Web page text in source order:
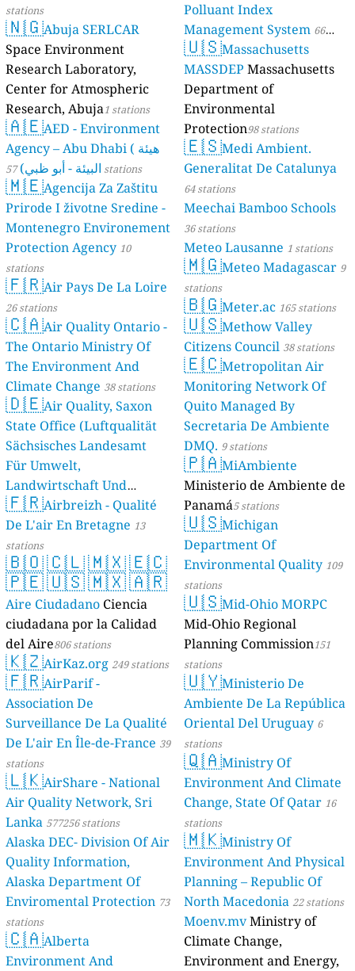
stations
🇳🇬Abuja SERLCAR
Space Environment
Research Laboratory,
Center for Atmospheric
Research, Abuja1 stations
🇦🇪AED - Environment
Agency – Abu Dhabi ( هيئة
البيئة - أبو ظبي) 57 stations
🇲🇪Agencija Za Zaštitu
Prirode I životne Sredine -
Montenegro Environement
Protection Agency 10
stations
🇫🇷Air Pays De La Loire
26 stations
🇨🇦Air Quality Ontario -
The Ontario Ministry Of
The Environment And
Climate Change 38 stations
🇩🇪Air Quality, Saxon
State Office (Luftqualität
Sächsisches Landesamt
Für Umwelt,
Landwirtschaft Und
Geologie) 50 stations
🇫🇷Airbreizh - Qualité
De L'air En Bretagne 13
stations
🇧🇴🇨🇱🇲🇽🇪🇨
🇵🇪🇺🇸🇲🇽🇦🇷
Aire Ciudadano Ciencia
ciudadana por la Calidad
del Aire806 stations
🇰🇿AirKaz.org 249 stations
🇫🇷AirParif -
Association De
Surveillance De La Qualité
De L'air En Île-de-France 39
stations
🇱🇰AirShare - National
Air Quality Network, Sri
Lanka 577256 stations
Alaska DEC- Division Of Air
Quality Information,
Alaska Department Of
Enviromental Protection 73
stations
🇨🇦Alberta
Environment And
Polluant Index
Management System 66
stations
🇺🇸Massachusetts
MASSDEP Massachusetts
Department of
Environmental
Protection98 stations
🇪🇸Medi Ambient.
Generalitat De Catalunya
64 stations
Meechai Bamboo Schools
36 stations
Meteo Lausanne 1 stations
🇲🇬Meteo Madagascar 9
stations
🇧🇬Meter.ac 165 stations
🇺🇸Methow Valley
Citizens Council 38 stations
🇪🇨Metropolitan Air
Monitoring Network Of
Quito Managed By
Secretaria De Ambiente
DMQ. 9 stations
🇵🇦MiAmbiente
Ministerio de Ambiente de
Panamá5 stations
🇺🇸Michigan
Department Of
Environmental Quality 109
stations
🇺🇸Mid-Ohio MORPC
Mid-Ohio Regional
Planning Commission151
stations
🇺🇾Ministerio De
Ambiente De La República
Oriental Del Uruguay 6
stations
🇶🇦Ministry Of
Environment And Climate
Change, State Of Qatar 16
stations
🇲🇰Ministry Of
Environment And Physical
Planning – Republic Of
North Macedonia 22 stations
Moenv.mvMinistry of
Climate Change,
Environment and Energy,